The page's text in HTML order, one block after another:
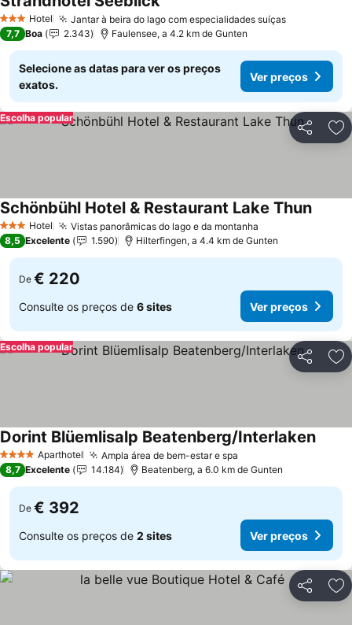
3 EstrelasHotel Jantar à beira do lago com especialidades suíças
7,7 Boa 2.343 Faulensee, a 4.2 km de Gunten
Selecione as datas para ver os preços
exatos.
Ver preços
Partilhar
Escolha popular
3 EstrelasHotel Vistas panorâmicas do lago e da montanha
Schönbühl Hotel & Restaurant Lake Thun
8,5 Excelente 1.590 Hilterfingen, a 4.4 km de Gunten
De € 220
Consulte os preços de 6 sites Ver preços
Partilhar
Escolha popular
4 EstrelasAparthotel Ampla área de bem-estar e spa
Dorint Blüemlisalp Beatenberg/Interlaken
8,7 Excelente 14.184 Beatenberg, a 6.0 km de Gunten
De € 392
Consulte os preços de 2 sites Ver preços
Partilhar